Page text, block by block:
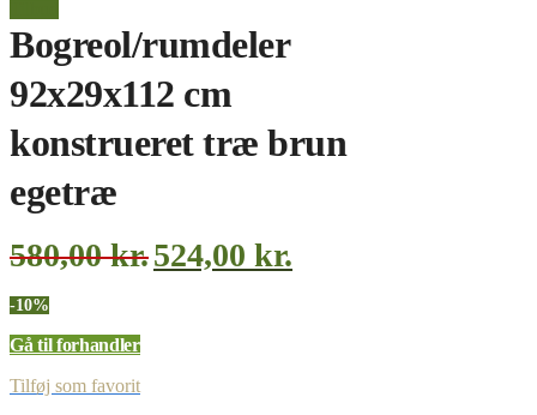
Bogreol/rumdeler
92x29x112 cm
konstrueret træ brun
egetræ
580,00kr.524,00 kr.
-10%
Gå til forhandler
Tilføj som favorit